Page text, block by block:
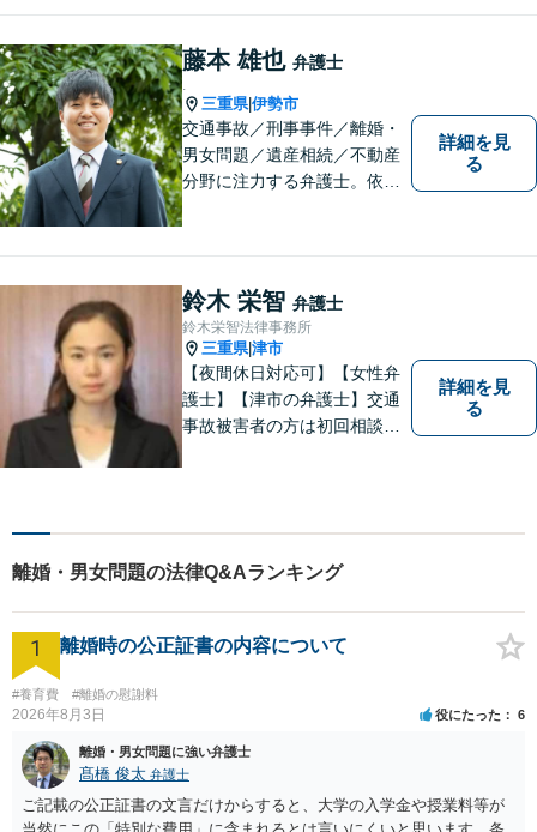
藤本 雄也 弁護士
三重県|伊勢市
交通事故／刑事事件／離婚・
男女問題／遺産相続／不動産
分野に注力する弁護士。依頼
お気軽にご相談ください！
【離婚・男女問題の経験多
数】
詳細を見
る
鈴木 栄智 弁護士
鈴木栄智法律事務所
三重県|津市
【夜間休日対応可】【女性弁
護士】【津市の弁護士】交通
事故被害者の方は初回相談無
詳細を見
る
離婚・男女問題の法律Q&Aランキング
1 離婚時の公正証書の内容について
#養育費 #離婚の慰謝料
2026年8月3日 役にたった 6
離婚・男女問題に強い弁護士
髙橋 俊太 弁護士
ご記載の公正証書の文言だけからすると、大学の入学金や授業料等が
当然にこの「特別な費用」に含まれるとは言いにくいと思います。条